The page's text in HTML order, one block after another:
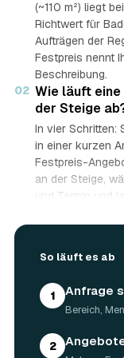
(~110 m²) liegt
Richtwert für
Aufträgen der
Festpreis nennt
Beschreibung.
02 Wie läuft eine
der Steige
In vier Schritten:
in einer kurzen
Festpreis-
an der Steige,
und Termin und
— auf Wunsch
Raum ist oft an
eine komplette
der Steige kann
gibt es häufig
Fällen wie einer
So läuft es ab
1 Anfrage
Bereich,
2